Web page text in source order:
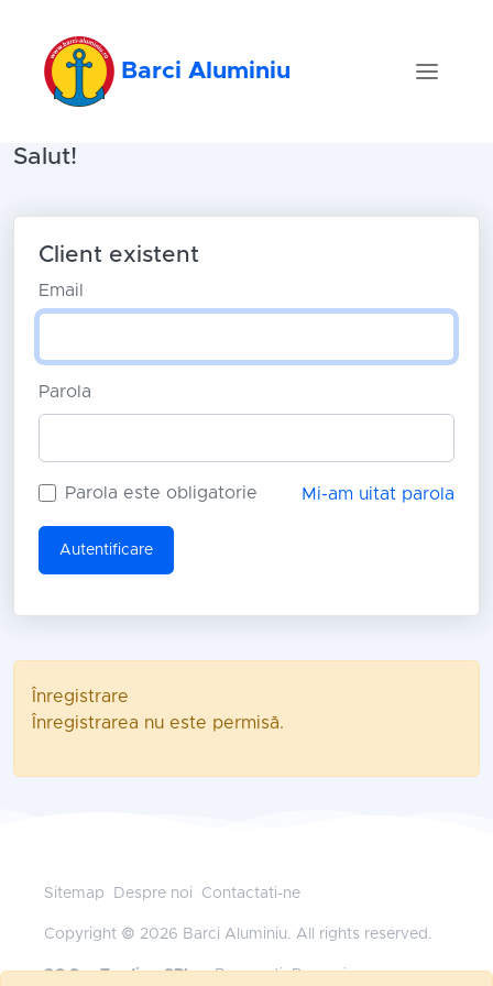
Barci Aluminiu
Salut!
Client existent
Email
Parola
Parola este obligatorie Mi-am uitat parola
Autentificare
Înregistrare
Înregistrarea nu este permisă.
Sitemap Despre noi Contactati-ne
Copyright © 2026 Barci Aluminiu. All rights reserved.
SC Sys Trading SRL— Bucuresti, Romania